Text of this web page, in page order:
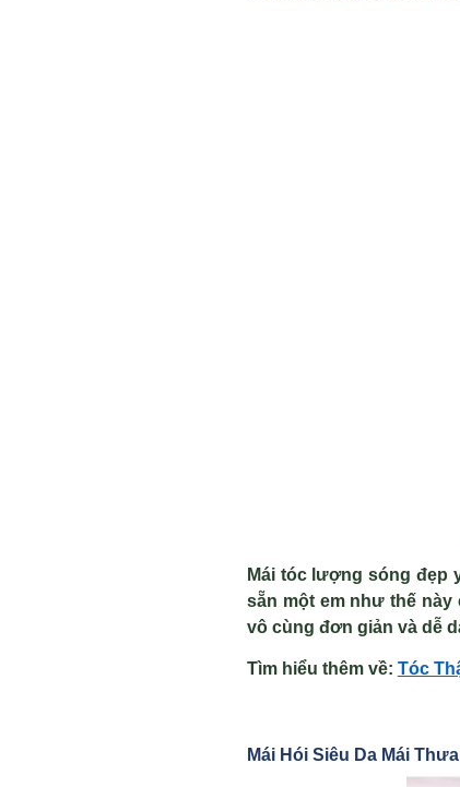
Mái tóc lượng sóng đẹp
sẵn một em như thế
vô cùng đơn giản và dễ
Tìm hiểu thêm về: Tóc Th
Mái Hói Siêu Da Mái